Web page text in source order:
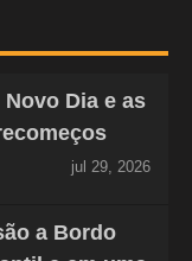
Dia e as
jul 29, 2026
a Bordo